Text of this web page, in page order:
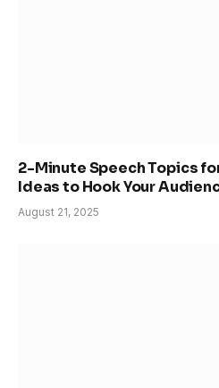
2-Minute Speech Topics
Ideas to Hook Your
August 21, 2025